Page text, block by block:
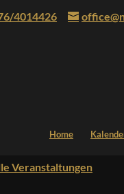
4014426
Home
Veranstaltungen